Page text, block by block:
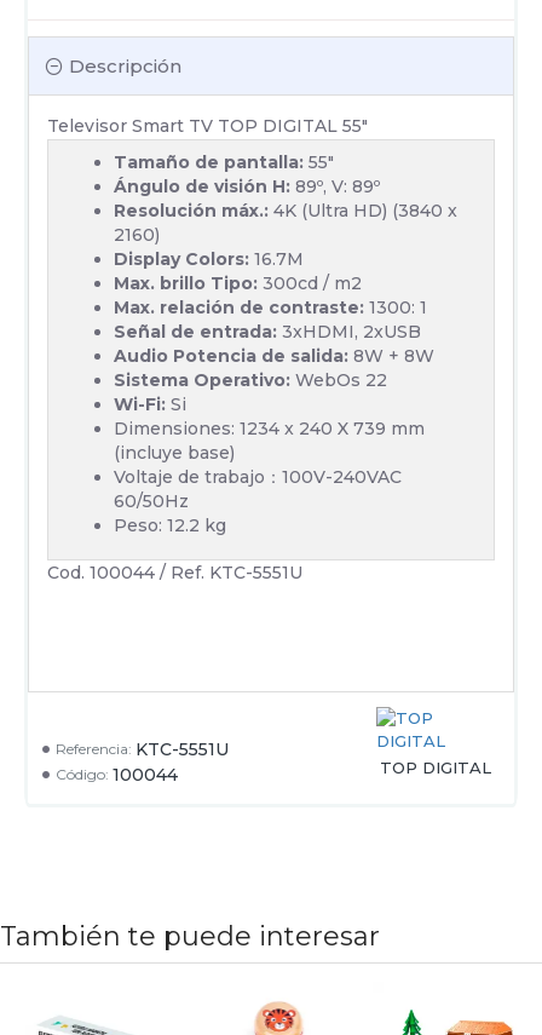
Referencia: KTC-5551U
Código: 100044 TOP DIGITAL
Descripción
Televisor Smart TV TOP DIGITAL 55"
Tamaño de pantalla: 55"
Ángulo de visión H: 89º, V: 89º
Resolución máx.: 4K (Ultra HD) (3840 x
2160)
Display Colors: 16.7M
Max. brillo Tipo: 300cd / m2
Max. relación de contraste: 1300: 1
Señal de entrada: 3xHDMI, 2xUSB
Audio Potencia de salida: 8W + 8W
Sistema Operativo: WebOs 22
Wi-Fi: Si
Dimensiones: 1234 x 240 X 739 mm
(incluye base)
Voltaje de trabajo：100V-240VAC
60/50Hz
Peso: 12.2 kg
Cod. 100044 / Ref. KTC-5551U
También te puede interesar